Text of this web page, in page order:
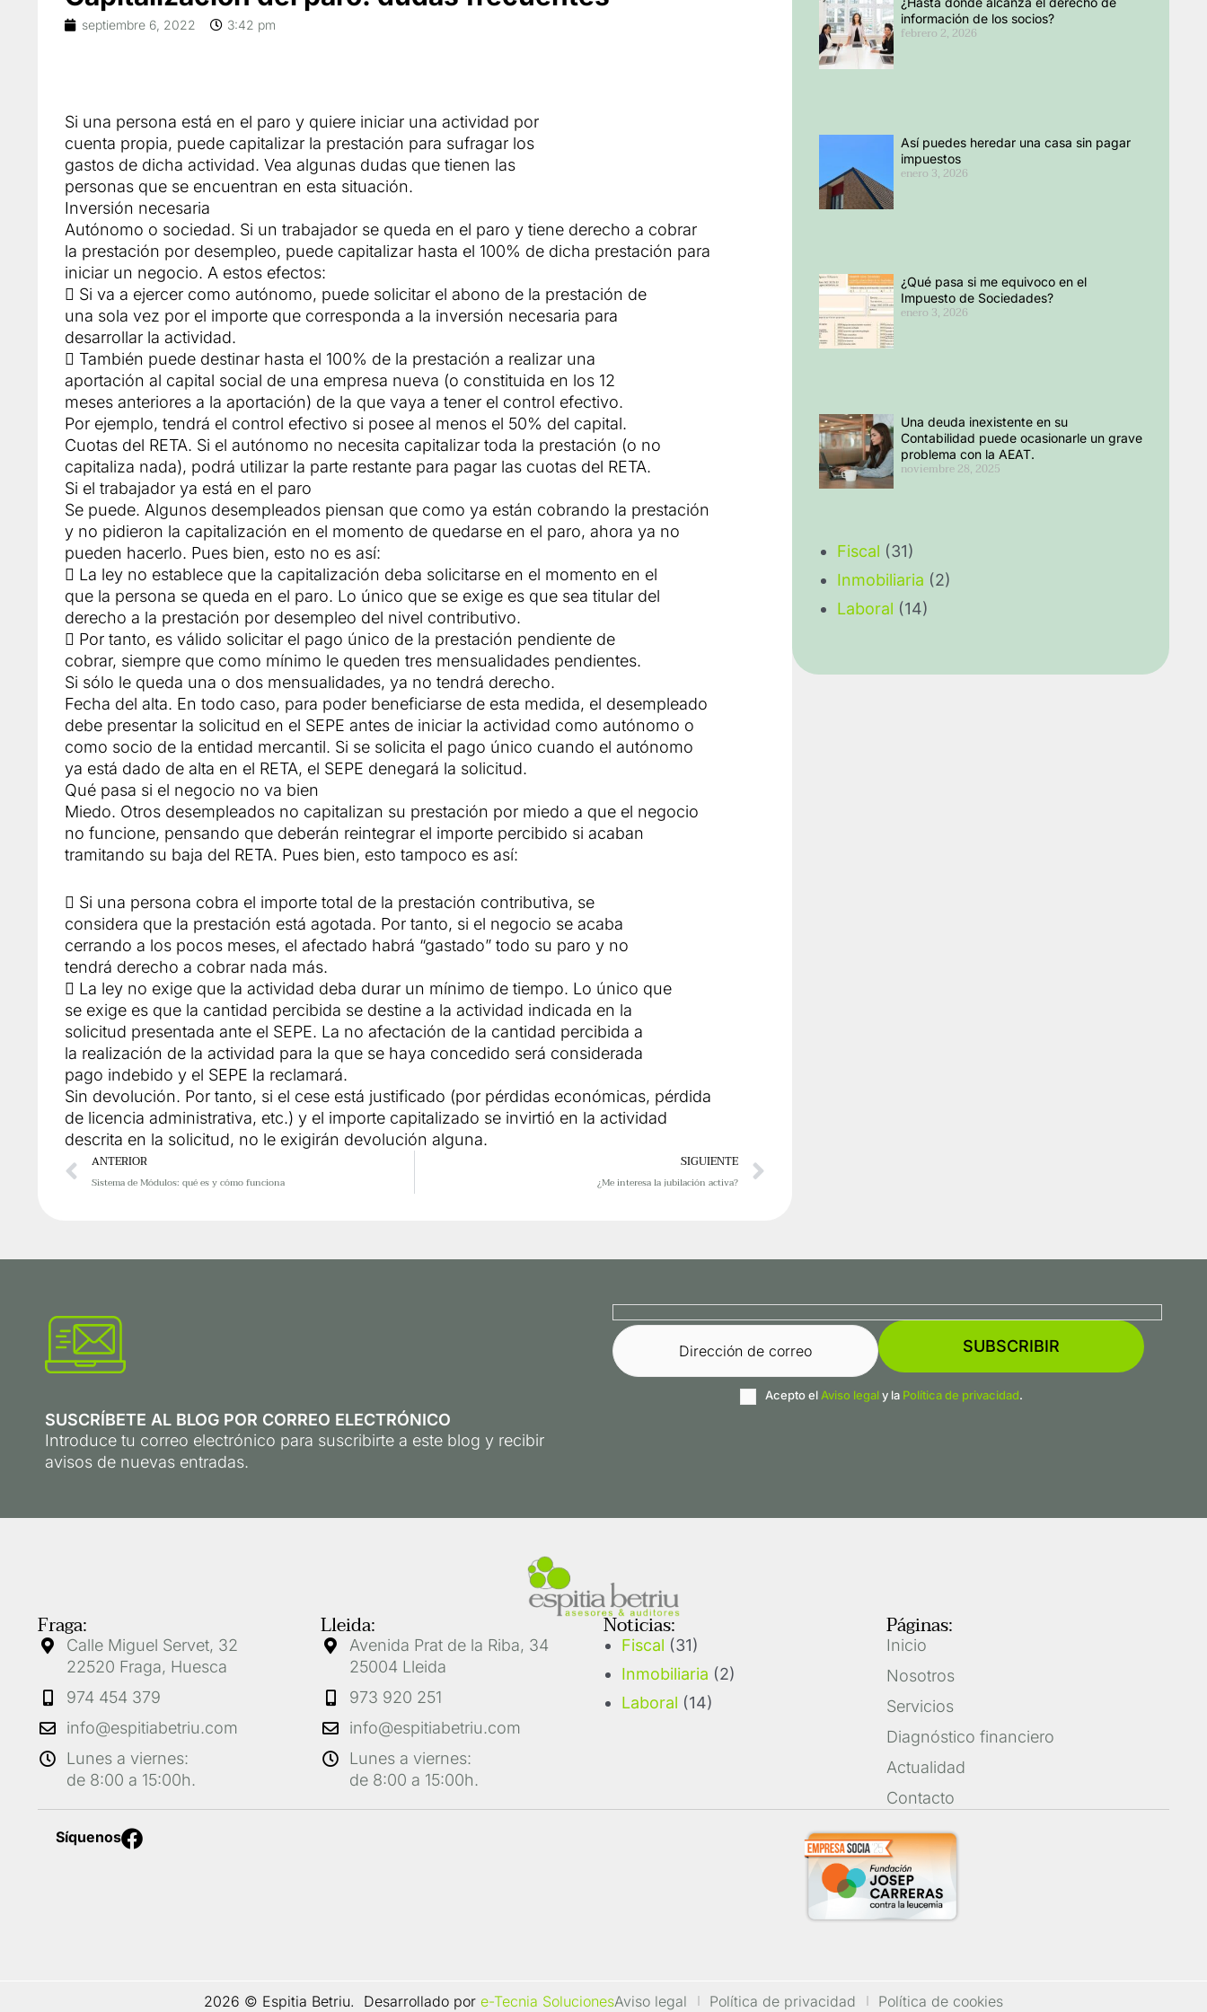
septiembre 6, 2022 3:42 pm
Si una persona está en el paro y quiere iniciar una actividad por
cuenta propia, puede capitalizar la prestación para sufragar los
gastos de dicha actividad. Vea algunas dudas que tienen las
personas que se encuentran en esta situación.
Inversión necesaria
Autónomo o sociedad. Si un trabajador se queda en el paro y tiene derecho a cobrar
la prestación por desempleo, puede capitalizar hasta el 100% de dicha prestación para
iniciar un negocio. A estos efectos:
 Si va a ejercer como autónomo, puede solicitar el abono de la prestación de
una sola vez por el importe que corresponda a la inversión necesaria para
desarrollar la actividad.
 También puede destinar hasta el 100% de la prestación a realizar una
aportación al capital social de una empresa nueva (o constituida en los 12
meses anteriores a la aportación) de la que vaya a tener el control efectivo.
Por ejemplo, tendrá el control efectivo si posee al menos el 50% del capital.
Cuotas del RETA. Si el autónomo no necesita capitalizar toda la prestación (o no
capitaliza nada), podrá utilizar la parte restante para pagar las cuotas del RETA.
Si el trabajador ya está en el paro
Se puede. Algunos desempleados piensan que como ya están cobrando la prestación
y no pidieron la capitalización en el momento de quedarse en el paro, ahora ya no
pueden hacerlo. Pues bien, esto no es así:
 La ley no establece que la capitalización deba solicitarse en el momento en el
que la persona se queda en el paro. Lo único que se exige es que sea titular del
derecho a la prestación por desempleo del nivel contributivo.
 Por tanto, es válido solicitar el pago único de la prestación pendiente de
cobrar, siempre que como mínimo le queden tres mensualidades pendientes.
Si sólo le queda una o dos mensualidades, ya no tendrá derecho.
Fecha del alta. En todo caso, para poder beneficiarse de esta medida, el desempleado
debe presentar la solicitud en el SEPE antes de iniciar la actividad como autónomo o
como socio de la entidad mercantil. Si se solicita el pago único cuando el autónomo
ya está dado de alta en el RETA, el SEPE denegará la solicitud.
Qué pasa si el negocio no va bien
Miedo. Otros desempleados no capitalizan su prestación por miedo a que el negocio
no funcione, pensando que deberán reintegrar el importe percibido si acaban
tramitando su baja del RETA. Pues bien, esto tampoco es así:
 Si una persona cobra el importe total de la prestación contributiva, se
considera que la prestación está agotada. Por tanto, si el negocio se acaba
cerrando a los pocos meses, el afectado habrá “gastado” todo su paro y no
tendrá derecho a cobrar nada más.
 La ley no exige que la actividad deba durar un mínimo de tiempo. Lo único que
se exige es que la cantidad percibida se destine a la actividad indicada en la
solicitud presentada ante el SEPE. La no afectación de la cantidad percibida a
la realización de la actividad para la que se haya concedido será considerada
pago indebido y el SEPE la reclamará.
Sin devolución. Por tanto, si el cese está justificado (por pérdidas económicas, pérdida
de licencia administrativa, etc.) y el importe capitalizado se invirtió en la actividad
descrita en la solicitud, no le exigirán devolución alguna.
Ant
ANTERIOR
Sistema de Módulos: qué es y cómo funciona
SIGUIENTE
¿Me interesa la jubilación activa?
información de los socios?
febrero 2, 2026
Así puedes heredar una casa sin pagar
impuestos
enero 3, 2026
¿Qué pasa si me equivoco en el
Impuesto de Sociedades?
enero 3, 2026
Una deuda inexistente en su
Contabilidad puede ocasionarle un grave
problema con la AEAT.
noviembre 28, 2025
Fiscal (31)
Inmobiliaria (2)
Laboral (14)
SUSCRÍBETE AL BLOG POR CORREO ELECTRÓNICO
Introduce tu correo electrónico para suscribirte a este blog y recibir
avisos de nuevas entradas.
Acepto elAviso legaly la Política de privacidad.
Fraga:
Calle Miguel Servet, 32
22520 Fraga, Huesca
974 454 379
info@espitiabetriu.com
Lunes a viernes:
de 8:00 a 15:00h.
Lleida:
Avenida Prat de la Riba, 34
25004 Lleida
973 920 251
info@espitiabetriu.com
Lunes a viernes:
de 8:00 a 15:00h.
Noticias:
Fiscal (31)
Inmobiliaria (2)
Laboral (14)
Páginas:
Inicio
Nosotros
Servicios
Diagnóstico financiero
Actualidad
Contacto
Síquenos F
2026 © Espitia Betriu. Desarrollado por e-Tecnia SolucionesAviso legal Política de privacidad Política de cookies